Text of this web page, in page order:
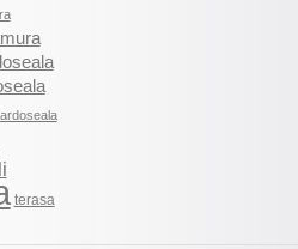
terasa